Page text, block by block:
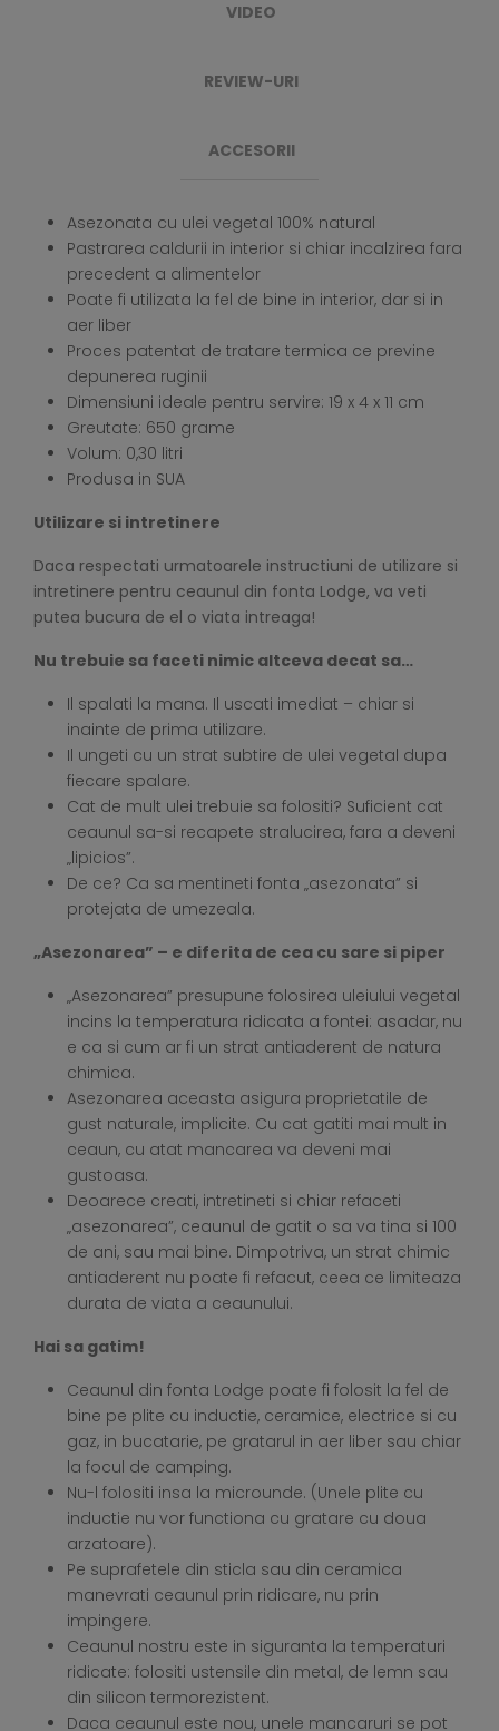
VIDEO
REVIEW-URI
ACCESORII
Asezonata cu ulei vegetal 100% natural
Pastrarea caldurii in interior si chiar incalzirea fara
precedent a alimentelor
Poate fi utilizata la fel de bine in interior, dar si in
aer liber
Proces patentat de tratare termica ce previne
depunerea ruginii
Dimensiuni ideale pentru servire: 19 x 4 x 11 cm
Greutate: 650 grame
Volum: 0,30 litri
Produsa in SUA
Utilizare si intretinere
Daca respectati urmatoarele instructiuni de utilizare si
intretinere pentru ceaunul din fonta Lodge, va veti
putea bucura de el o viata intreaga!
Nu trebuie sa faceti nimic altceva decat sa…
Il spalati la mana. Il uscati imediat – chiar si
inainte de prima utilizare.
Il ungeti cu un strat subtire de ulei vegetal dupa
fiecare spalare.
Cat de mult ulei trebuie sa folositi? Suficient cat
ceaunul sa-si recapete stralucirea, fara a deveni
„lipicios”.
De ce? Ca sa mentineti fonta „asezonata” si
protejata de umezeala.
„Asezonarea” – e diferita de cea cu sare si piper
„Asezonarea” presupune folosirea uleiului vegetal
incins la temperatura ridicata a fontei: asadar, nu
e ca si cum ar fi un strat antiaderent de natura
chimica.
Asezonarea aceasta asigura proprietatile de
gust naturale, implicite. Cu cat gatiti mai mult in
ceaun, cu atat mancarea va deveni mai
gustoasa.
Deoarece creati, intretineti si chiar refaceti
„asezonarea”, ceaunul de gatit o sa va tina si 100
de ani, sau mai bine. Dimpotriva, un strat chimic
antiaderent nu poate fi refacut, ceea ce limiteaza
durata de viata a ceaunului.
Hai sa gatim!
Ceaunul din fonta Lodge poate fi folosit la fel de
bine pe plite cu inductie, ceramice, electrice si cu
gaz, in bucatarie, pe gratarul in aer liber sau chiar
la focul de camping.
Nu-l folositi insa la microunde. (Unele plite cu
inductie nu vor functiona cu gratare cu doua
arzatoare).
Pe suprafetele din sticla sau din ceramica
manevrati ceaunul prin ridicare, nu prin
impingere.
Ceaunul nostru este in siguranta la temperaturi
ridicate: folositi ustensile din metal, de lemn sau
din silicon termorezistent.
Daca ceaunul este nou, unele mancaruri se pot